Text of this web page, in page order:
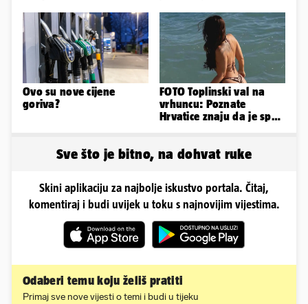
Ovo su nove cijene
goriva?
FOTO Toplinski val na
vrhuncu: Poznate
Hrvatice znaju da je spas
Sve što je bitno, na dohvat ruke
Skini aplikaciju za najbolje iskustvo portala. Čitaj,
komentiraj i budi uvijek u toku s najnovijim vijestima.
Odaberi temu koju želiš pratiti
Primaj sve nove vijesti o temi i budi u tijeku